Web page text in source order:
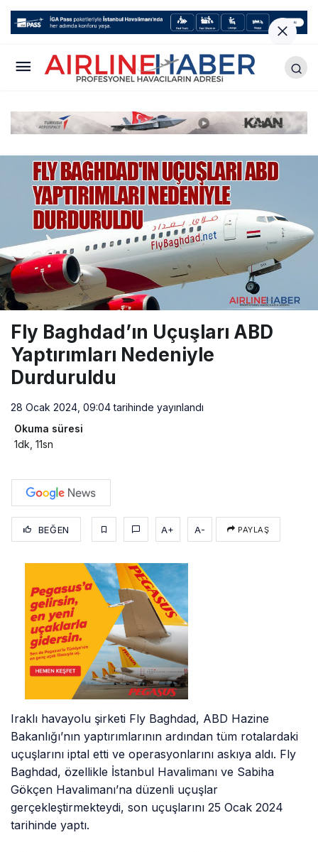
Fly Baghdad’ın Uçuşları ABD
Yaptırımları Nedeniyle
Durduruldu
28 Ocak 2024, 09:04tarihinde yayınlandı
Okuma süresi
1dk, 11sn
BEĞEN A+ A- PAYLAŞ
Iraklı havayolu şirketi Fly Baghdad, ABD Hazine
Bakanlığı’nın yaptırımlarının ardından tüm rotalardaki
uçuşlarını iptal etti ve operasyonlarını askıya aldı. Fly
Baghdad, özellikle İstanbul Havalimanı ve Sabiha
Gökçen Havalimanı’na düzenli uçuşlar
gerçekleştirmekteydi, son uçuşlarını 25 Ocak 2024
tarihinde yaptı.